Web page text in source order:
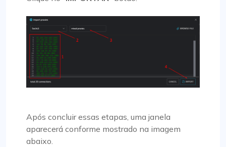
Após concluir essas etapas, uma janela
aparecerá conforme mostrado na imagem
abaixo.